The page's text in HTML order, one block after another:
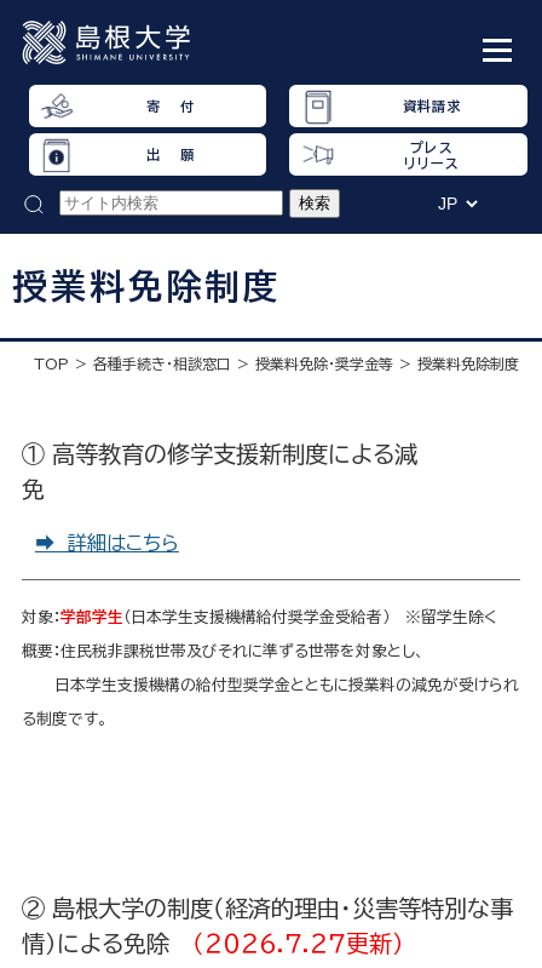
寄 付 資料請求
出 願
プレス
リリース
授業料免除制度
TOP 各種手続き・相談窓口 授業料免除・奨学金等 授業料免除制度
① 高等教育の修学支援新制度による減
免
➡ 詳細はこちら
対象：学部学生 （日本学生支援機構給付奨学金受給者） ※留学生除く
概要：住民税非課税世帯及びそれに準ずる世帯を対象とし、
日本学生支援機構の給付型奨学金とともに授業料の減免が受けられ
る制度です。
② 島根大学の制度（経済的理由・災害等特別な事
情）による免除（２０２６.７.２７更新）